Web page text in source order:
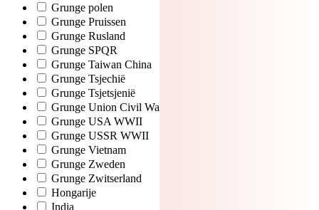
Grunge polen
Grunge Pruissen
Grunge Rusland
Grunge SPQR
Grunge Taiwan China
Grunge Tsjechië
Grunge Tsjetsjenië
Grunge Union Civil War
Grunge USA WWII
Grunge USSR WWII
Grunge Vietnam
Grunge Zweden
Grunge Zwitserland
Hongarije
India